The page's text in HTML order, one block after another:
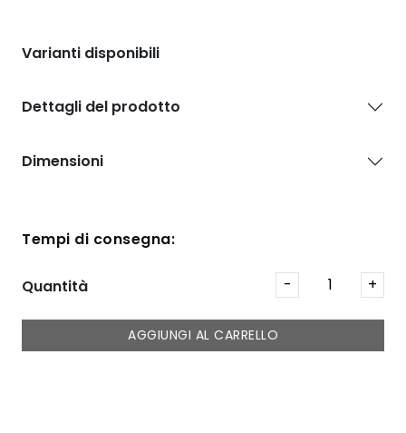
Varianti disponibili
Dettagli del prodotto
Dimensioni
Tempi di consegna:
Quantità
AGGIUNGI AL CARRELLO